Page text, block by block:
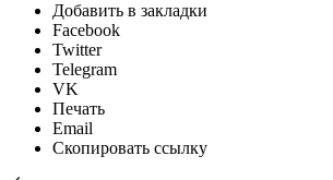
Добавить в закладки
Facebook
Twitter
Telegram
VK
Печать
Email
Скопировать ссылку